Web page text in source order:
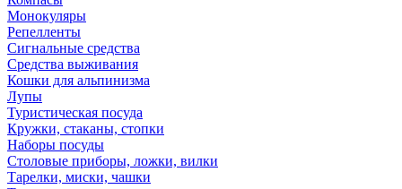
Монокуляры
Репелленты
Сигнальные средства
Средства выживания
Кошки для альпинизма
Лупы
Туристическая посуда
Кружки, стаканы, стопки
Наборы посуды
Столовые приборы, ложки, вилки
Тарелки, миски, чашки